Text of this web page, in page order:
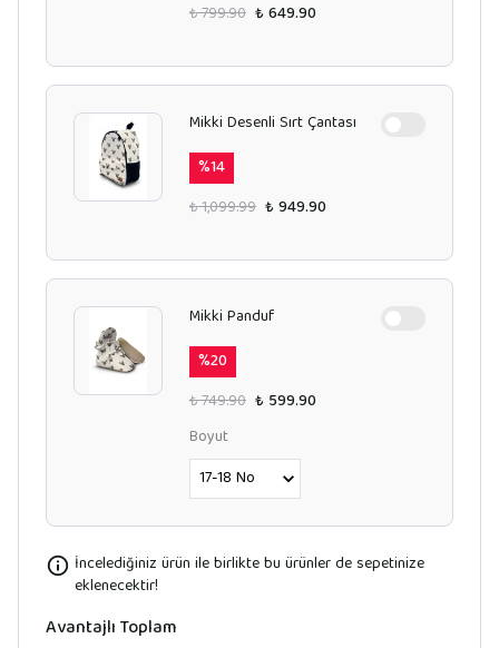
₺ 799.90 ₺ 649.90
Mikki Desenli Sırt Çantası
%14
₺ 1,099.99 ₺ 949.90
Mikki Panduf
%20
₺ 749.90 ₺ 599.90
Boyut
İncelediğiniz ürün ile birlikte bu ürünler de sepetinize
eklenecektir!
Avantajlı Toplam